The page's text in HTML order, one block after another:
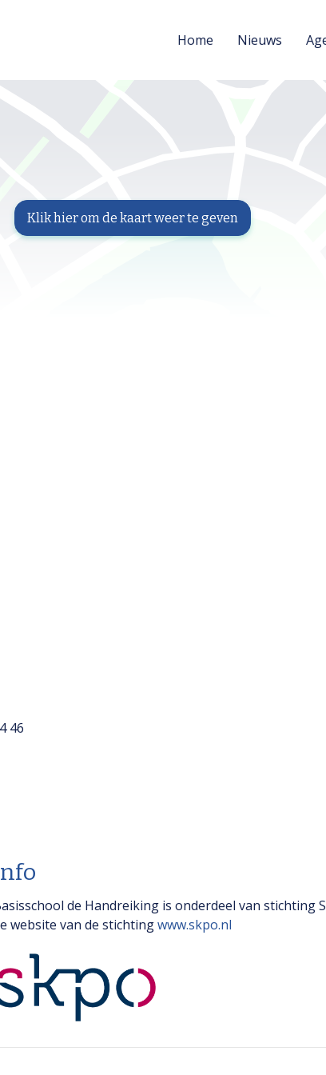
Home Nieuws
46
de Handreiking is onderdeel van stichting
website van de stichtingwww.skpo.nl